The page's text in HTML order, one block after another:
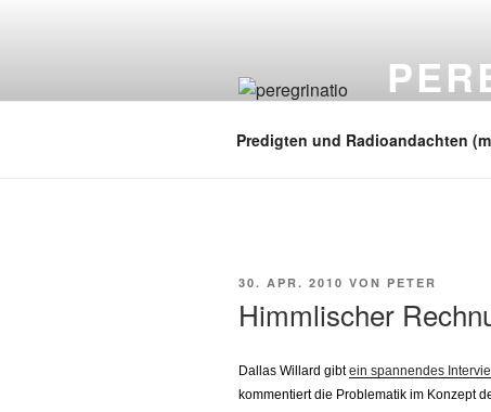
Predigten und Radioandachten
VERÖFFENTLICHT
30. APR. 2010 VON PETER
Himmlischer
Dallas Willard gibtein spannendes
kommentiert die Problematik im Konzept